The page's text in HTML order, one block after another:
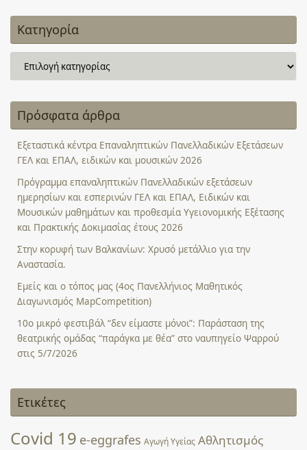
Κατηγορία
Πρόσφατα άρθρα
Εξεταστικά κέντρα Επαναληπτικών Πανελλαδικών Εξετάσεων
ΓΕΛ και ΕΠΑΛ, ειδικών και μουσικών 2026
Πρόγραμμα επαναληπτικών Πανελλαδικών εξετάσεων
ημερησίων και εσπερινών ΓΕΛ και ΕΠΑΛ, Ειδικών και
Μουσικών μαθημάτων και προθεσμία Υγειονομικής Εξέτασης
και Πρακτικής Δοκιμασίας έτους 2026
Στην κορυφή των Βαλκανίων: Χρυσό μετάλλιο για την
Αναστασία.
Εμείς και ο τόπος μας (4ος Πανελλήνιος Μαθητικός
Διαγωνισμός MapCompetition)
10ο μικρό φεστιβάλ “δεν είμαστε μόνοι”: Παράσταση της
θεατρικής ομάδας “παράγκα με θέα” στο ναυπηγείο Ψαρρού
στις 5/7/2026
Ετικέτες
Covid 19 e-eggrafes Αγωγή Υγείας Αθλητισμός